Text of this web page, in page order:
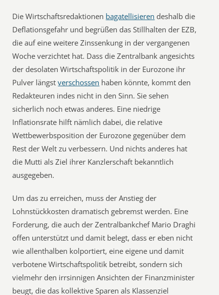
Die Wirtschaftsredaktionen bagatellisieren deshalb die
Deflationsgefahr und begrüßen das Stillhalten der EZB,
die auf eine weitere Zinssenkung in der vergangenen
Woche verzichtet hat. Dass die Zentralbank angesichts
der desolaten Wirtschaftspolitik in der Eurozone ihr
Pulver längstverschossen haben könnte, kommt den
Redakteuren indes nicht in den Sinn. Sie sehen
sicherlich noch etwas anderes. Eine niedrige
Inflationsrate hilft nämlich dabei, die relative
Wettbewerbsposition der Eurozone gegenüber dem
Rest der Welt zu verbessern. Und nichts anderes hat
die Mutti als Ziel ihrer Kanzlerschaft bekanntlich
ausgegeben.
Um das zu erreichen, muss der Anstieg der
Lohnstückkosten dramatisch gebremst werden. Eine
Forderung, die auch der Zentralbankchef Mario Draghi
offen unterstützt und damit belegt, dass er eben nicht
wie allenthalben kolportiert, eine eigene und damit
verbotene Wirtschaftspolitik betreibt, sondern sich
vielmehr den irrsinnigen Ansichten der Finanzminister
beugt, die das kollektive Sparen als Klassenziel